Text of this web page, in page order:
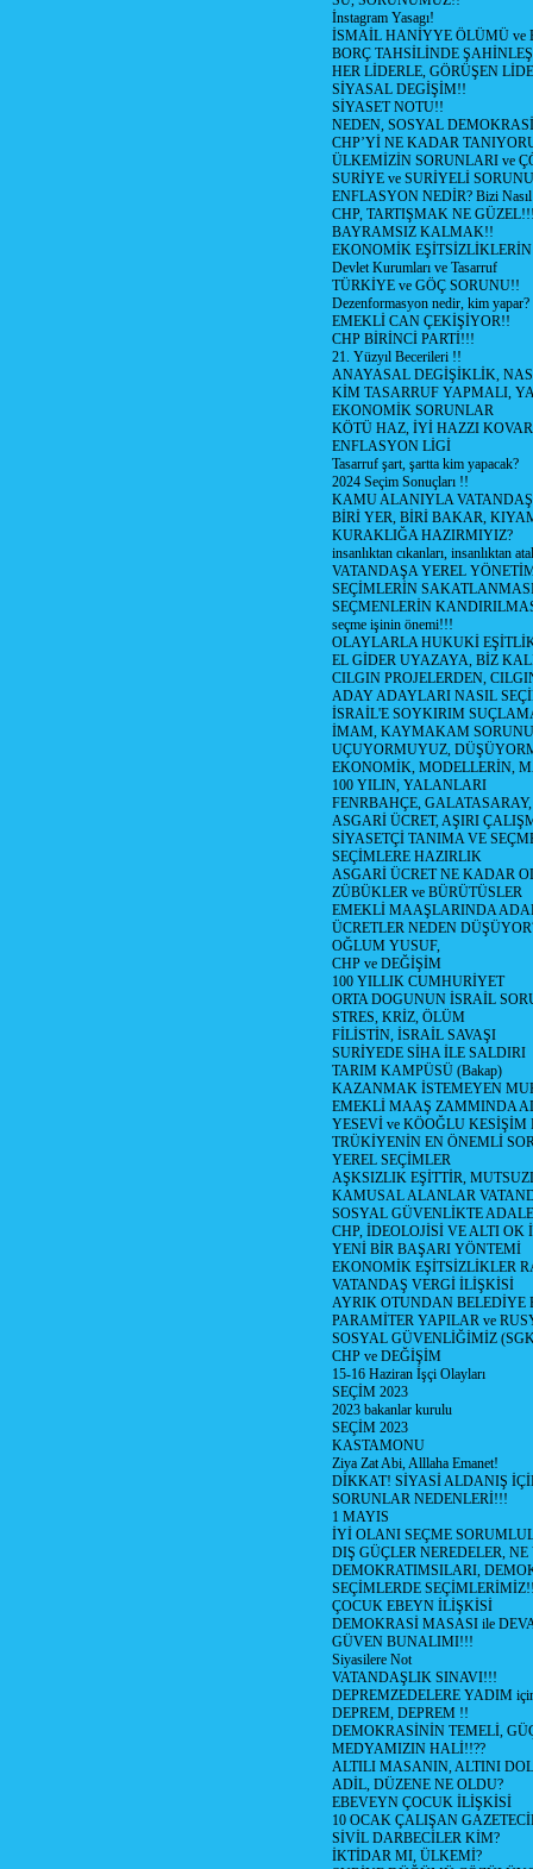
İnstagram Yasagı!
İSMAİL HANİYYE ÖLÜMÜ ve
BORÇ TAHSİLİNDE
HER LİDERLE, GÖRÜŞEN
SİYASAL DEGİŞİM!!
SİYASET NOTU!!
NEDEN, SOSYAL
CHP’Yİ NE KADAR
ÜLKEMİZİN SORUNLARI ve
SURİYE ve SURİYELİ
ENFLASYON NEDİR? Bizi
CHP, TARTIŞMAK NE
BAYRAMSIZ KALMAK!!
EKONOMİK
Devlet Kurumları ve Tasarruf
TÜRKİYE ve GÖÇ SORUNU!!
Dezenformasyon nedir, kim yapar?
EMEKLİ CAN ÇEKİŞİYOR!!
CHP BİRİNCİ PARTİ!!!
21. Yüzyıl Becerileri !!
ANAYASAL DEGİŞİKLİK,
KİM TASARRUF YAPMALI,
EKONOMİK SORUNLAR
KÖTÜ HAZ, İYİ HAZZI
ENFLASYON LİGİ
Tasarruf şart, şartta kim yapacak?
2024 Seçim Sonuçları !!
KAMU ALANIYLA
BİRİ YER, BİRİ BAKAR,
KURAKLIĞA HAZIRMIYIZ?
insanlıktan cıkanları, insanlıktan
VATANDAŞA YEREL
SEÇİMLERİN
SEÇMENLERİN
seçme işinin önemi!!!
OLAYLARLA HUKUKİ
EL GİDER UYAZAYA, BİZ
CILGIN PROJELERDEN,
ADAY ADAYLARI NASIL
İSRAİL'E SOYKIRIM
İMAM, KAYMAKAM SORUNU
UÇUYORMUYUZ,
EKONOMİK, MODELLERİN,
100 YILIN, YALANLARI
FENRBAHÇE,
ASGARİ ÜCRET, AŞIRI
SİYASETÇİ TANIMA VE
SEÇİMLERE HAZIRLIK
ASGARİ ÜCRET NE KADAR
ZÜBÜKLER ve BÜRÜTÜSLER
EMEKLİ MAAŞLARINDA
ÜCRETLER NEDEN
OĞLUM YUSUF,
CHP ve DEĞİŞİM
100 YILLIK CUMHURİYET
ORTA DOGUNUN İSRAİL
STRES, KRİZ, ÖLÜM
FİLİSTİN, İSRAİL SAVAŞI
SURİYEDE SİHA İLE SALDIRI
TARIM KAMPÜSÜ (Bakap)
KAZANMAK İSTEMEYEN
EMEKLİ MAAŞ ZAMMINDA
YESEVİ ve KÖOĞLU
TRÜKİYENİN EN ÖNEMLİ
YEREL SEÇİMLER
AŞKSIZLIK EŞİTTİR,
KAMUSAL ALANLAR
SOSYAL GÜVENLİKTE
CHP, İDEOLOJİSİ VE ALTI OK
YENİ BİR BAŞARI YÖNTEMİ
EKONOMİK EŞİTSİZLİKLER
VATANDAŞ VERGİ İLİŞKİSİ
AYRIK OTUNDAN
PARAMİTER YAPILAR ve
SOSYAL GÜVENLİĞİMİZ
CHP ve DEĞİŞİM
15-16 Haziran İşçi Olayları
SEÇİM 2023
2023 bakanlar kurulu
SEÇİM 2023
KASTAMONU
Ziya Zat Abi, Alllaha Emanet!
DİKKAT! SİYASİ ALDANIŞ
SORUNLAR NEDENLERİ!!!
1 MAYIS
İYİ OLANI SEÇME
DIŞ GÜÇLER NEREDELER,
DEMOKRATIMSILARI,
SEÇİMLERDE
ÇOCUK EBEYN İLİŞKİSİ
DEMOKRASİ MASASI ile
GÜVEN BUNALIMI!!!
Siyasilere Not
VATANDAŞLIK SINAVI!!!
DEPREMZEDELERE YADIM
DEPREM, DEPREM !!
DEMOKRASİNİN TEMELİ,
MEDYAMIZIN HALİ!!??
ALTILI MASANIN, ALTINI
ADİL, DÜZENE NE OLDU?
EBEVEYN ÇOCUK İLİŞKİSİ
10 OCAK ÇALIŞAN
SİVİL DARBECİLER KİM?
İKTİDAR MI, ÜLKEMİ?